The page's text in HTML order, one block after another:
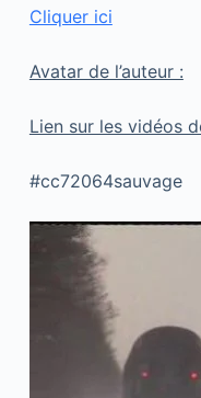
Cliquer ici
Avatar de l’auteur :
Lien sur les vidéos
#cc72064sauvage